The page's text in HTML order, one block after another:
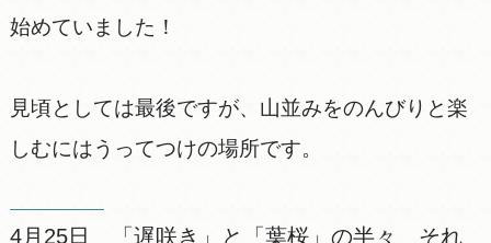
始めていました！
見頃としては最後ですが、山並みをのんびりと楽
しむにはうってつけの場所です。
4月25日 「遅咲き」と「葉桜」の半々 それ